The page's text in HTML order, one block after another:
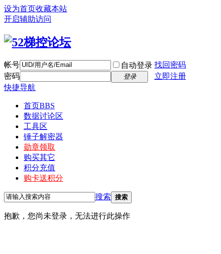
设为首页收藏本站
开启辅助访问
帐号 自动登录 找回密码
密码
登录
立即注册
快捷导航
首页BBS
数据讨论区
工具区
锤子解密器
勋章领取
购买其它
积分充值
购卡送积分
搜索 搜索
抱歉，您尚未登录，无法进行此操作